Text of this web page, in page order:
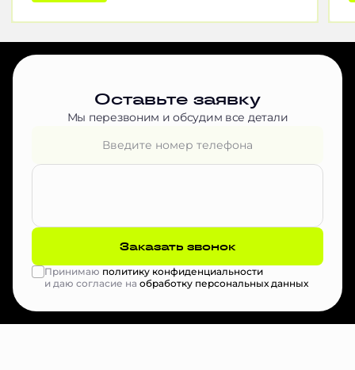
Оставьте заявку
Мы перезвоним и обсудим все детали
Заказать звонок
Принимаю политику конфиденциальности
и даю согласие на обработку персональных данных